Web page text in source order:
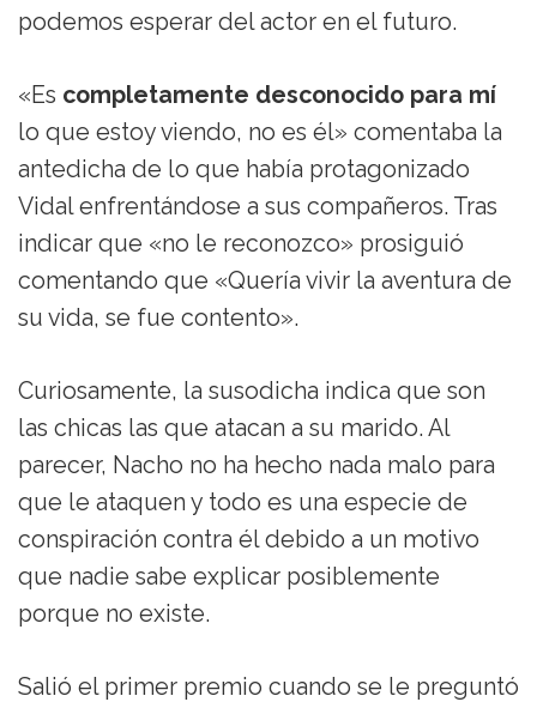
podemos esperar del actor en el futuro.
«Es completamente desconocido para mí
lo que estoy viendo, no es él» comentaba la
antedicha de lo que había protagonizado
Vidal enfrentándose a sus compañeros. Tras
indicar que «no le reconozco» prosiguió
comentando que «Quería vivir la aventura de
su vida, se fue contento».
Curiosamente, la susodicha indica que son
las chicas las que atacan a su marido. Al
parecer, Nacho no ha hecho nada malo para
que le ataquen y todo es una especie de
conspiración contra él debido a un motivo
que nadie sabe explicar posiblemente
porque no existe.
Salió el primer premio cuando se le preguntó